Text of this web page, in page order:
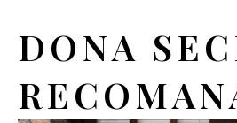
DONA